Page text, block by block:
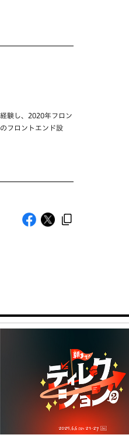
験し、2020年フロン
フロントエンド設